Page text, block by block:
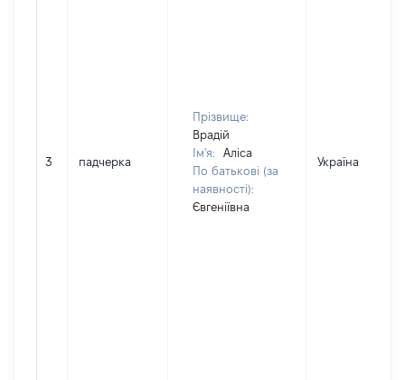
3 падчерка
Прізвище:
Врадій
Ім'я:
Аліса
По батькові (за
наявності):
Євгеніївна
Україна